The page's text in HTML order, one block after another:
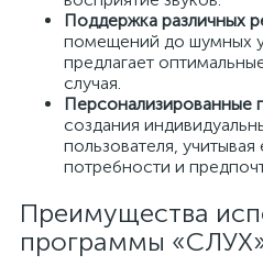
Поддержка различных
помещений до шумных
предлагает
случая.
Персонализированные
создания
пользователя, учитывая
потребности и
Преимущества
программы